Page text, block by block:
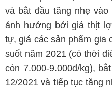
và bắt đầu tăng nhẹ
ảnh hưởng bởi giá thịt
tự, giá các sản phẩm gia
suốt năm 2021 (có thời
còn 7.000-9.000đ/kg),
12/2021 và tiếp tục tăng